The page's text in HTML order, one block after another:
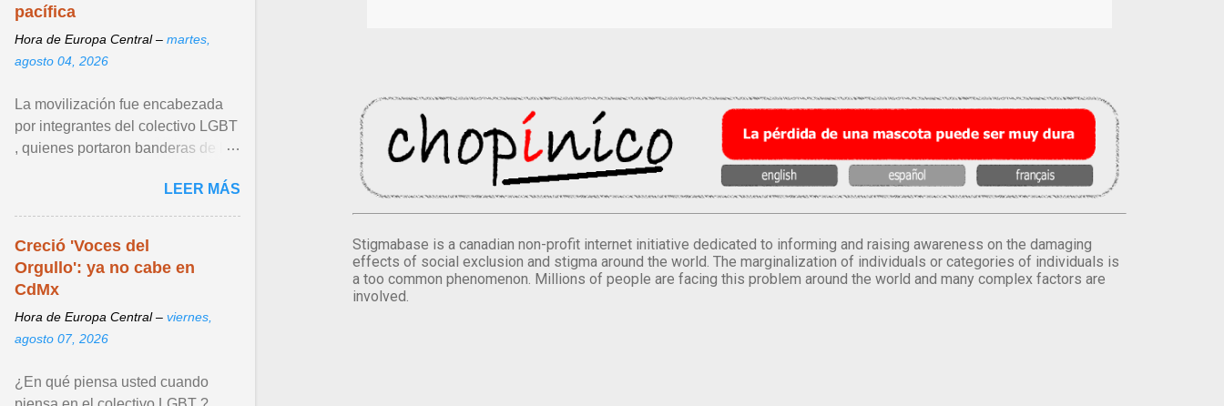
Stigmabase is a canadian non-profit internet initiative dedicated to informing and raising awareness on the damaging
effects of social exclusion and stigma around the world. The marginalization of individuals or categories of individuals is
a too common phenomenon. Millions of people are facing this problem around the world and many complex factors are
involved.
pacífica
Hora de Europa Central – martes,
agosto 04, 2026
La movilización fue encabezada
por integrantes del colectivo LGBT
, quienes portaron banderas de la
mensajes en los que ... Ver articulo
...
LEER MÁS
Creció 'Voces del
Orgullo': ya no cabe en
CdMx
Hora de Europa Central – viernes,
agosto 07, 2026
¿En qué piensa usted cuando